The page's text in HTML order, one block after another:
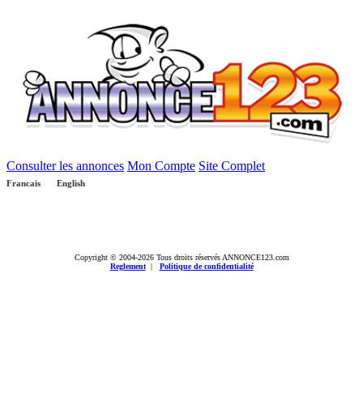
Consulter les annonces Mon Compte Site Complet
Francais English
Copyright © 2004-2026 Tous droits réservés ANNONCE123.com
Reglement| Politique de confidentialité